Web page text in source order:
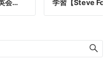
会… 学習【Steve